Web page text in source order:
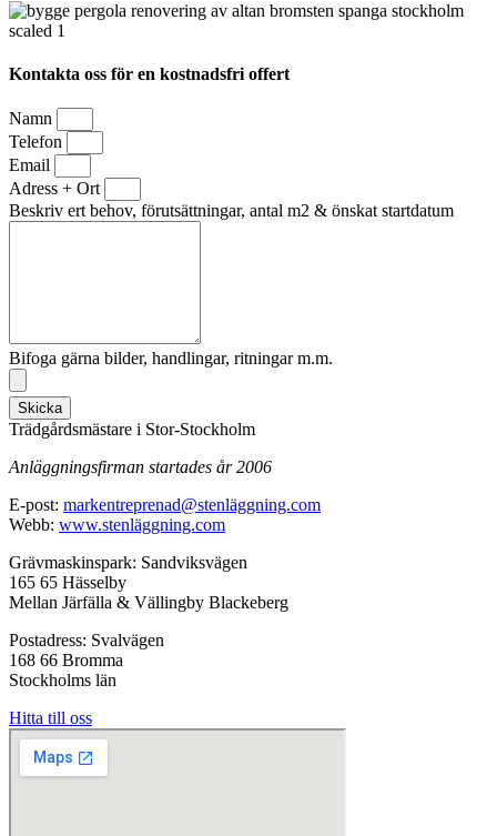
Kontakta oss för en kostnadsfri offert
Namn
Telefon
Email
Adress + Ort
Beskriv ert behov, förutsättningar, antal m2 & önskat startdatum
Bifoga gärna bilder, handlingar, ritningar m.m.
Skicka
Trädgårdsmästare i Stor-Stockholm
Anläggningsfirman startades år 2006
E-post: markentreprenad@stenläggning.com
Webb: www.stenläggning.com
Grävmaskinspark: Sandviksvägen
165 65 Hässelby
Mellan Järfälla & Vällingby Blackeberg
Postadress: Svalvägen
168 66 Bromma
Stockholms län
Hitta till oss